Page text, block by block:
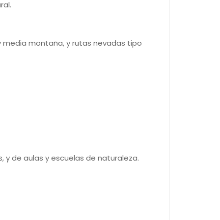
montaña, y rutas nevadas tipo
de aulas y escuelas de naturaleza.